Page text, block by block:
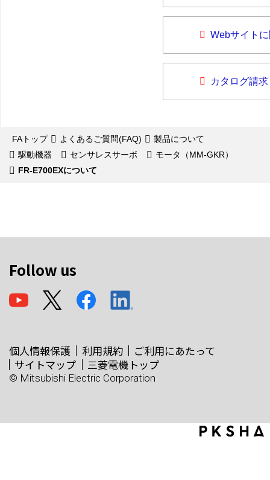
Webサイト
カタログ請求
FAトップ よくあるご質問(FAQ)
製品について
駆動機器
センサレスサーボ
モータ（MM-GKR）
FR-E700EXについて
Follow us
個人情報保護 利用規約
ご利用にあたって
サイトマップ
三菱電機トップ
© Mitsubishi Electric Corporation